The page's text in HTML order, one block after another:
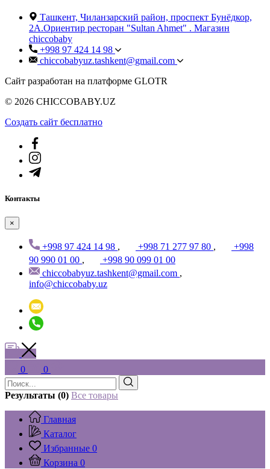
Ташкент, Чиланзарский район, проспект Бунёдкор,
2А.Ориентир ресторан "Sultan Ahmet" . Магазин
chiccobaby
+998 97 424 14 98
chiccobabyuz.tashkent@gmail.com
Сайт разработан на платформе GLOTR
© 2026 CHICCOBABY.UZ
Создать cайт бесплатно
Контакты
×
+998 97 424 14 98 , +998 71 277 97 80 ,
+998
90 990 01 00 ,
+998 90 099 01 00
chiccobabyuz.tashkent@gmail.com ,
info@chiccobaby.uz
0 0
Результаты (0) Все товары
Главная
Каталог
Избранные 0
Корзина 0